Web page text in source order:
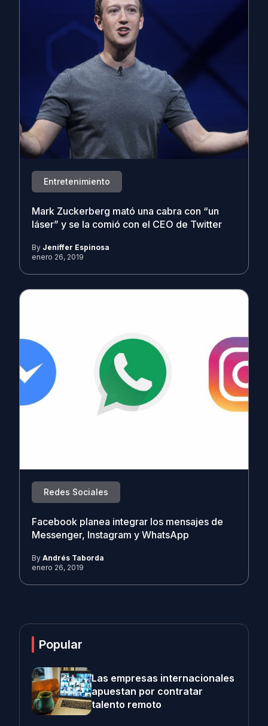
Entretenimiento
Mark Zuckerberg mató una cabra con “un
láser” y se la comió con el CEO de Twitter
By Jeniffer Espinosa
enero 26, 2019
Redes Sociales
Facebook planea integrar los mensajes de
Messenger, Instagram y WhatsApp
By Andrés Taborda
enero 26, 2019
Popular
Las empresas internacionales
apuestan por contratar
talento remoto